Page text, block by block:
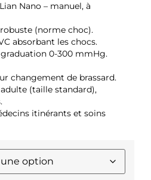
Nano – manuel, à
(norme choc).
absorbant les chocs.
0-300 mmHg.
changement de brassard.
(taille standard),
itinérants et soins